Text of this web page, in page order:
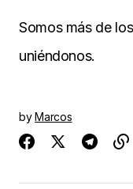
Somos más de
uniéndonos.
by Marcos